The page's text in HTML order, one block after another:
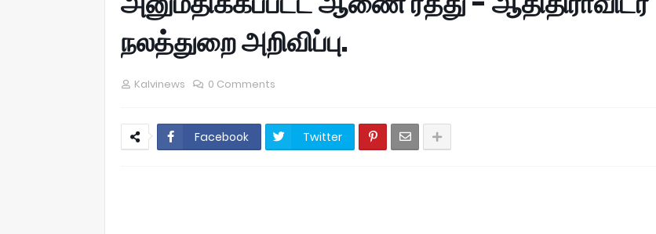
நலத்துறை அறிவிப்பு.
Kalvinews 0 Comments
Facebook Twitter